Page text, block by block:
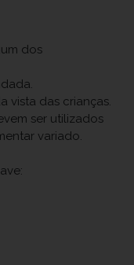
dos
vista das crianças.
ser utilizados
variado.